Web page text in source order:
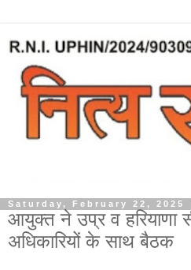
Saturday, February 22, 2025
आयुक्त ने उप्र व हरियाणा
अधिकारियों के साथ बैठक